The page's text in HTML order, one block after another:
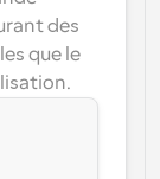
des
que le